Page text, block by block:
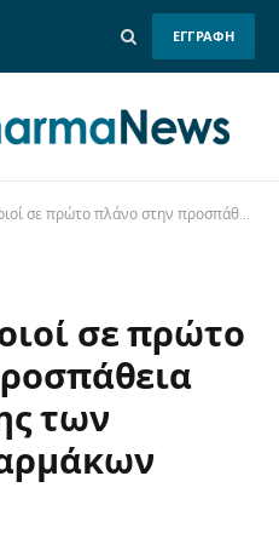
ΕΓΓΡΑΦΗ
πλάνο στην προσπάθεια αντιμετώπισης των ελλείψεων φαρμάκων
σε πρώτο
των